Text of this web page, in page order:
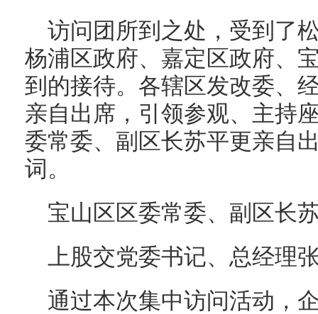
访问团所到之处，受到了
杨浦区政府、嘉定区政府、
到的接待。各辖区发改委、
亲自出席，引领参观、主持
委常委、副区长苏平更亲自
词。
宝山区区委常委、副区长
上股交党委书记、总经理
通过本次集中访问活动，